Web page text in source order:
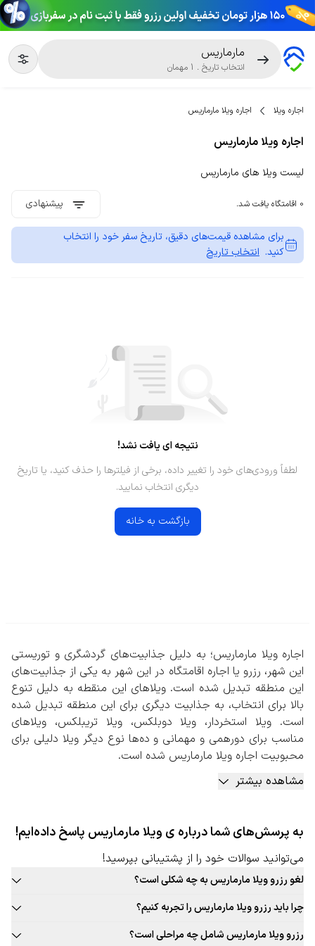
مارماریس
انتخاب تاریخ .
1 مهمان
اجاره ویلا اجاره ویلا مارماریس
اجاره ویلا مارماریس
لیست ویلا های مارماریس
0 اقامتگاه یافت شد. پیشنهادی
برای مشاهده قیمت‌های دقیق، تاریخ سفر خود را انتخاب
کنید. انتخاب تاریخ
نتیجه ای یافت نشد!
لطفاً ورودی‌های خود را تغییر داده، برخی از فیلترها را حذف کنید، یا تاریخ
دیگری انتخاب نمایید.
بازگشت به خانه
اجاره ویلا مارماریس؛ به دلیل جذابیت‌های گردشگری و توریستی
این شهر، رزرو یا اجاره اقامتگاه در این شهر به یکی از جذابیت‌های
این منطقه تبدیل شده است. ویلاهای این منقطه به دلیل تنوع
بالا برای انتخاب، به جذابیت دیگری برای این منطقه تبدیل شده
است. ویلا استخردار، ویلا دوبلکس، ویلا تریبلکس، ویلاهای
مناسب برای دورهمی و مهمانی و ده‌ها نوع دیگر ویلا دلیلی برای
محبوبیت اجاره ویلا مارماریس شده است.
در زمان انتخاب ویلا در این شهر باید مواردی مثل امکانات
تفریحی، ورزشی، وسعت و متراژ ویلا، تعداد نفرات مجاز برای ورود،
اطمینان از امن بودن فضای اطراف محل اقامت یکی از مواردی
است که تمامی افراد دغدغه آن را دارند. برای اطمینان و آرامش در
زمان حضور در ویلاهای این شهر بهتر است فرایند اجاره و رزرو را
از طریق سازمان‌ها و افراد معتبر و مجاز انجام دهید.
در خصوص زمان ثبت اجاره ویلاها نکات مهمی وجود دارد. تقاضا
برای اجاره ویلا مارماریس در ایام تعطیل و روزهای آخر هفته
مارماریس را دارید، بهتر است حداقل از یک هفته قبل برای ثبت
مشاهده بیشتر
به پرسش‌های شما درباره ی ویلا مارماریس پاسخ داده‌ایم!
می‌توانید سوالات خود را از پشتیبانی بپرسید!
لغو رزرو ویلا مارماریس به چه شکلی است؟
قوانین لغو رزرو ویلا این شهر به صورت ثابت برای تمامی ویلا قابل ارائه
نیست. حتما در زمان رزرو ویلا مورد نظر خود به قوانین لغو توجه کنید.
چرا باید رزرو ویلا مارماریس را تجربه کنیم؟
بافت سنتی و جذاب این شهر، غذاهای محلی و بومی جذاب، فرهنگ غنی،
رزرو ویلا مارماریس شامل چه مراحلی است؟